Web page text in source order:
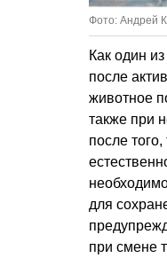
Фото: Андрей
Как один
после
животное
также при
после
для
при смене